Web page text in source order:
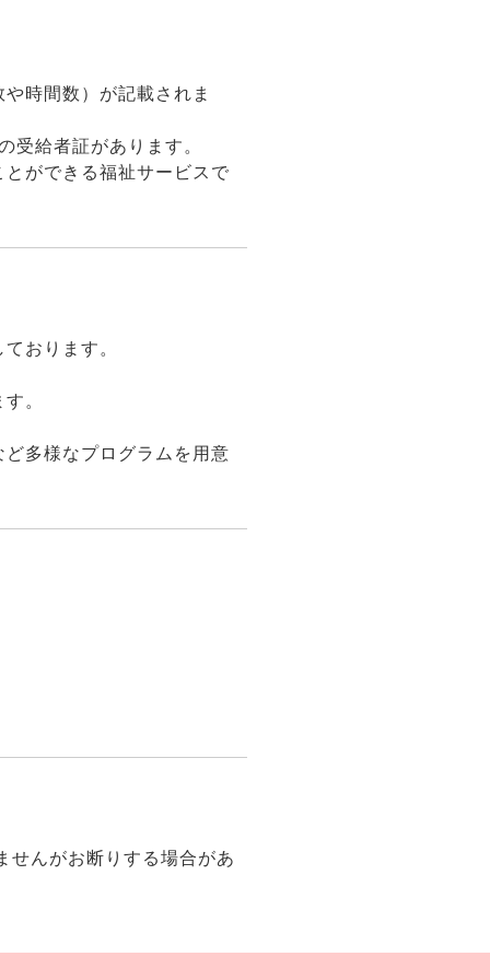
時間数）が記載されま
受給者証があります。
ができる福祉サービスで
おります。
。
多様なプログラムを用意
せんがお断りする場合があ